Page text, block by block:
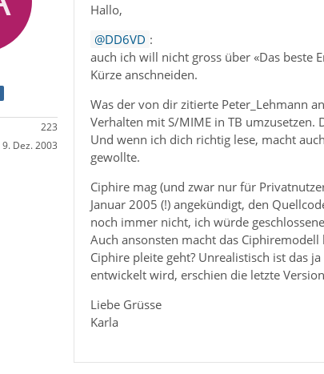
223
9. Dez. 2003
Hallo,
DD6VD :
auch ich will nicht gross über «Das beste
Kürze anschneiden.
Was der von dir zitierte Peter_Lehmann
Verhalten mit S/MIME in TB umzusetzen.
Und wenn ich dich richtig lese, macht
gewollte.
Ciphire mag (und zwar nur für
Januar 2005 (!) angekündigt, den
noch immer nicht, ich würde
Auch ansonsten macht das
Ciphire pleite geht? Unrealistisch ist das
entwickelt wird, erschien die letzte
Liebe Grüsse
Karla